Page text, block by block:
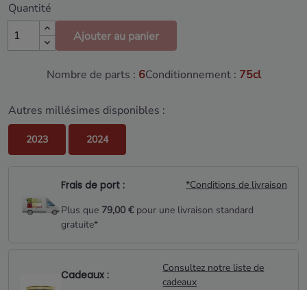
Quantité
Ajouter au panier
Nombre de parts : 6Conditionnement : 75cl
Autres millésimes disponibles :
2023 2024
Frais de port :
*Conditions de livraison
Plus que 79,00 €pour une livraison standard
gratuite*
Cadeaux :
Consultez notre liste de
cadeaux